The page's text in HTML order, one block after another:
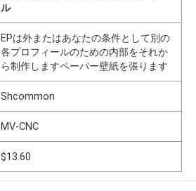
ル
EPは外またはあなたの条件として別の
各プロフィールのための内部をそれか
ら制作しますペーパー壁紙を張ります
Shcommon
MV-CNC
$13.60